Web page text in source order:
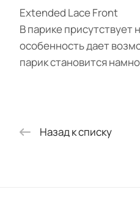
Extended Lace Front
В парике
особенность дает
парик становится
Назад к списку